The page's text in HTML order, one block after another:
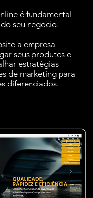
é fundamental
seu negocio.
a empresa
seus produtos e
estratégias
de marketing para
diferenciados.